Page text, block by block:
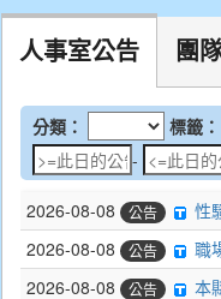
人事室公告 團